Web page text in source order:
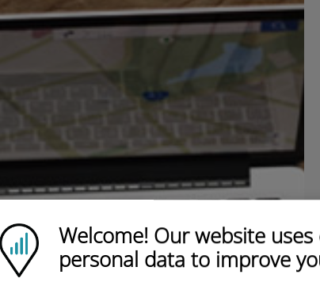
Ubigi logo
Welcome! Our website
personal data to improve